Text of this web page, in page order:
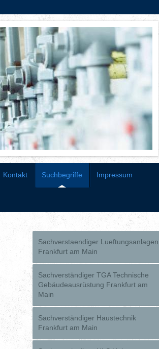
Kontakt Suchbegriffe Impressum
Sachverstaendiger Lueftungsanlagen
Frankfurt am Main
Sachverständiger TGA Technische
Gebäudeausrüstung Frankfurt am
Main
Sachverständiger Haustechnik
Frankfurt am Main